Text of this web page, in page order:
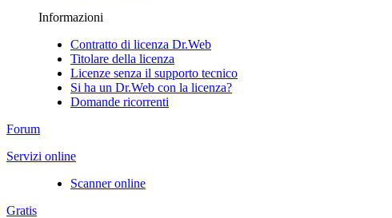
Informazioni
Contratto di licenza Dr.Web
Titolare della licenza
Licenze senza il supporto tecnico
Si ha un Dr.Web con la licenza?
Domande ricorrenti
Forum
Servizi online
Scanner online
Gratis